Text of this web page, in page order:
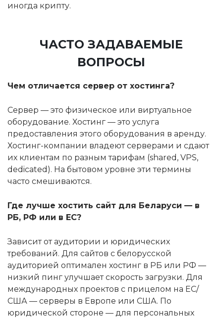
иногда крипту.
ЧАСТО ЗАДАВАЕМЫЕ
ВОПРОСЫ
Чем отличается сервер от хостинга?
Сервер — это физическое или виртуальное
оборудование. Хостинг — это услуга
предоставления этого оборудования в аренду.
Хостинг-компании владеют серверами и сдают
их клиентам по разным тарифам (shared, VPS,
dedicated). На бытовом уровне эти термины
часто смешиваются.
Где лучше хостить сайт для Беларуси — в
РБ, РФ или в ЕС?
Зависит от аудитории и юридических
требований. Для сайтов с белорусской
аудиторией оптимален хостинг в РБ или РФ —
низкий пинг улучшает скорость загрузки. Для
международных проектов с прицелом на ЕС/
США — серверы в Европе или США. По
юридической стороне — для персональных